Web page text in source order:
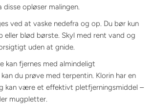
opløser malingen.
ved at vaske nedefra og op. Du bør kun
eller blød børste. Skyl med rent vand og
uden at gnide.
kan fjernes med almindeligt
du prøve med terpentin. Klorin har en
kan være et effektivt pletfjerningsmiddel –
mugpletter.